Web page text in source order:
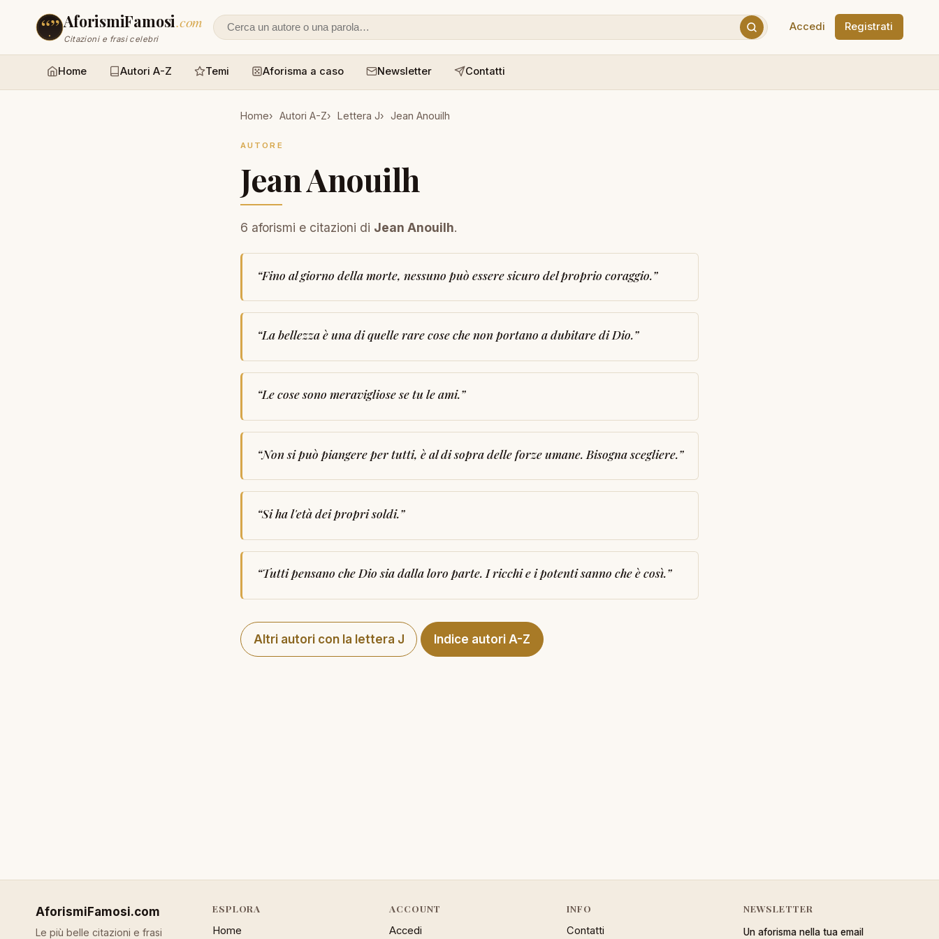
AforismiFamosi.com
Citazioni e frasi celebri Cerca un autore o un aforisma
Accedi Registrati
Home Autori A-Z Temi Aforisma a caso Newsletter Contatti
Home Autori A-Z Lettera J Jean Anouilh
AUTORE
Jean Anouilh
6 aforismi e citazioni di Jean Anouilh.
“Fino al giorno della morte, nessuno può essere sicuro del proprio coraggio.”
“La bellezza è una di quelle rare cose che non portano a dubitare di Dio.”
“Le cose sono meravigliose se tu le ami.”
“Non si può piangere per tutti, è al di sopra delle forze umane. Bisogna scegliere.”
“Si ha l'età dei propri soldi.”
“Tutti pensano che Dio sia dalla loro parte. I ricchi e i potenti sanno che è così.”
Altri autori con la lettera J Indice autori A-Z
AforismiFamosi.com
Le più belle citazioni e frasi
ESPLORA
Home
ACCOUNT
Accedi
INFO
Contatti
NEWSLETTER
Un aforisma nella tua email